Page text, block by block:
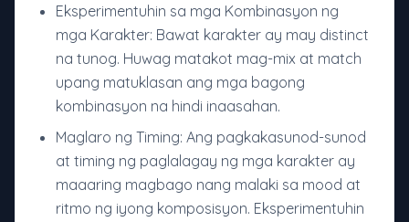
Eksperimentuhin sa mga Kombinasyon ng
mga Karakter: Bawat karakter ay may distinct
na tunog. Huwag matakot mag-mix at match
upang matuklasan ang mga bagong
kombinasyon na hindi inaasahan.
Maglaro ng Timing: Ang pagkakasunod-sunod
at timing ng paglalagay ng mga karakter ay
maaaring magbago nang malaki sa mood at
ritmo ng iyong komposisyon. Eksperimentuhin